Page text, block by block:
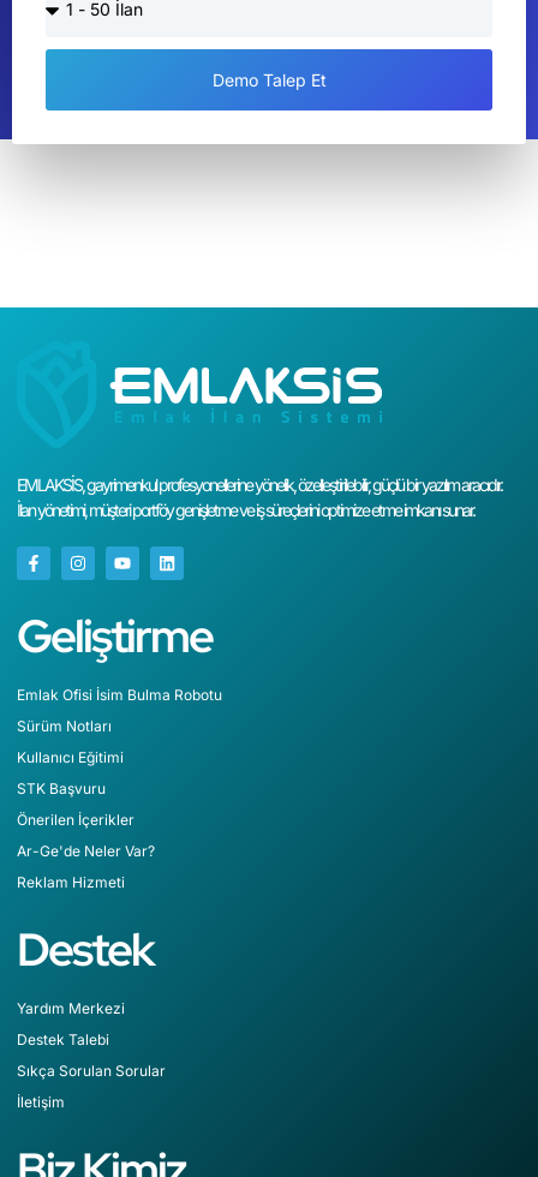
Demo Talep Et
EMLAKSİS, gayrimenkul profesyonellerine yönelik, özelleştirilebilir, güçlü bir yazılım aracıdır.
İlan yönetimi, müşteri portföy genişletme ve iş süreçlerini optimize etme imkanı sunar.
Geliştirme
Emlak Ofisi İsim Bulma Robotu
Sürüm Notları
Kullanıcı Eğitimi
STK Başvuru
Önerilen İçerikler
Ar-Ge'de Neler Var?
Reklam Hizmeti
Destek
Yardım Merkezi
Destek Talebi
Sıkça Sorulan Sorular
İletişim